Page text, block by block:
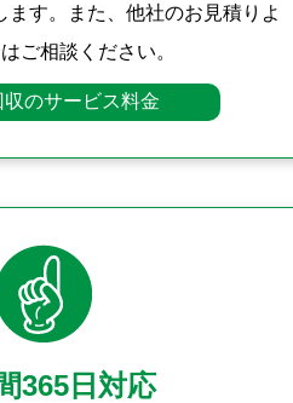
ます。また、他社のお見積りよ
ご相談ください。
のサービス料金
365日対応